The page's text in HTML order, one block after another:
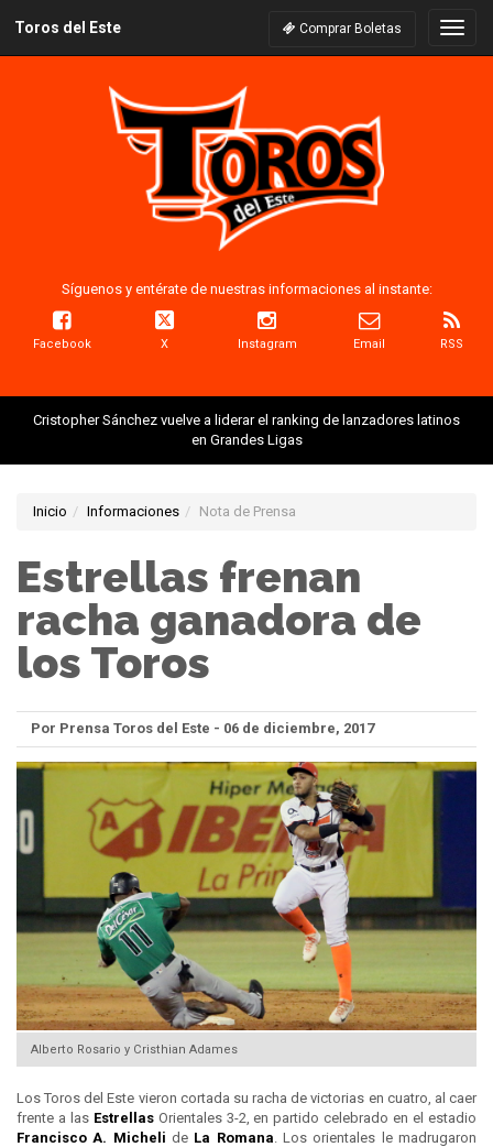
Toros del Este Comprar Boletas
Síguenos y entérate de nuestras informaciones al instante:
Facebook X Instagram Email RSS
Cristopher Sánchez vuelve a liderar el ranking de lanzadores latinos
en Grandes Ligas
Inicio Informaciones Nota de Prensa
Estrellas frenan
racha ganadora de
los Toros
Por Prensa Toros del Este - 06 de diciembre, 2017
Alberto Rosario y Cristhian Adames
Los Toros del Este vieron cortada su racha de victorias en cuatro, al caer
frente a las EstrellasOrientales 3-2, en partido celebrado en el estadio
Francisco A. Micheli de La Romana . Los orientales le madrugaron